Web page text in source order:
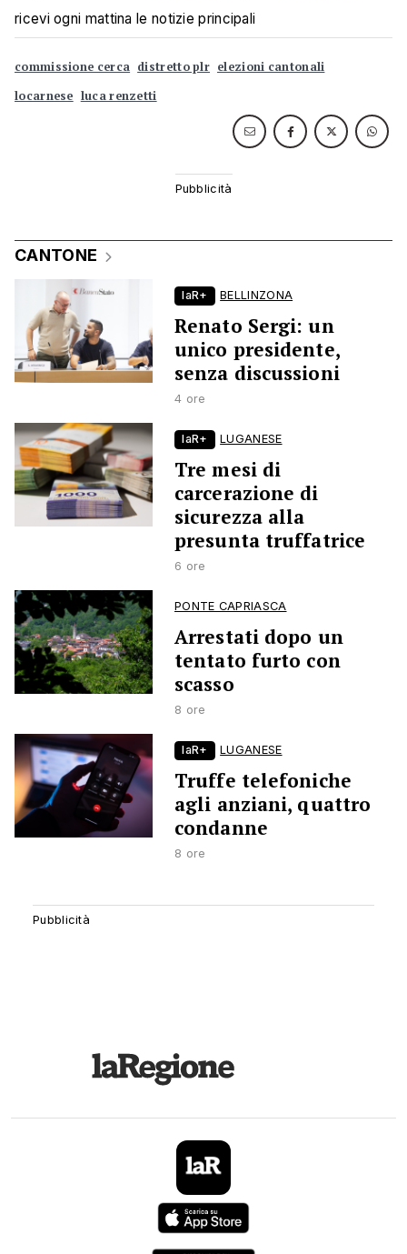
ricevi ogni mattina le notizie principali
commissione cerca distretto plr elezioni cantonali
locarnese luca renzetti
CANTONE
laR+ BELLINZONA
Renato Sergi: un
unico presidente,
senza discussioni
4 ore
laR+ LUGANESE
Tre mesi di
carcerazione di
sicurezza alla
presunta truffatrice
6 ore
PONTE CAPRIASCA
Arrestati dopo un
tentato furto con
scasso
8 ore
laR+ LUGANESE
Truffe telefoniche
agli anziani, quattro
condanne
8 ore